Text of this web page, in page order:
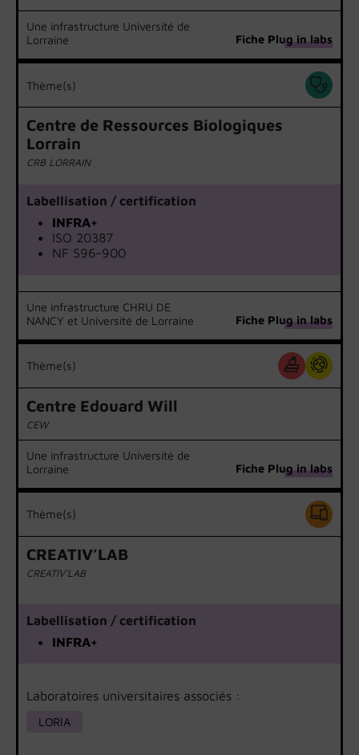
Une infrastructure Université de
Lorraine
Fiche Plug in labs
Thème(s)
Centre de Ressources Biologiques
Lorrain
CRB LORRAIN
Labellisation / certification
INFRA+
ISO 20387
NF S96-900
Une infrastructure CHRU DE
NANCY et Université de Lorraine
Fiche Plug in labs
Thème(s)
Centre Edouard Will
CEW
Une infrastructure Université de
Lorraine
Fiche Plug in labs
Thème(s)
CREATIV’LAB
CREATIV’LAB
Labellisation / certification
INFRA+
Laboratoires universitaires associés :
LORIA